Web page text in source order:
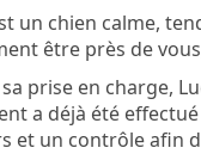
un chien calme,
être près de
prise en charge,
a déjà été
et un contrôle afin